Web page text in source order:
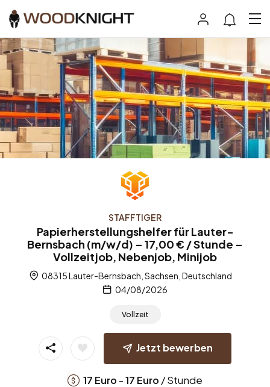
STAFFTIGER
Papierherstellungshelfer für Lauter-
Bernsbach (m/w/d) – 17,00 € / Stunde –
Vollzeitjob, Nebenjob, Minijob
08315 Lauter-Bernsbach, Sachsen, Deutschland
04/08/2026
Vollzeit
Jetzt bewerben
17 Euro -17 Euro / Stunde